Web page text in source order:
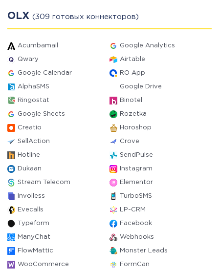
OLX (309 готовых коннекторов)
Acumbamail Google Analytics
Qwary Airtable
Google Calendar RO App
AlphaSMS Google Drive
Ringostat Binotel
Google Sheets Rozetka
Creatio Horoshop
SellAction Crove
Hotline SendPulse
Dukaan Instagram
Stream Telecom Elementor
Invoiless TurboSMS
Evecalls LP-CRM
Typeform Facebook
ManyChat Webhooks
FlowMattic Monster Leads
WooCommerce FormCan